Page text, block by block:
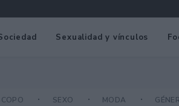
Sexualidad y vínculos
SEXO MODA